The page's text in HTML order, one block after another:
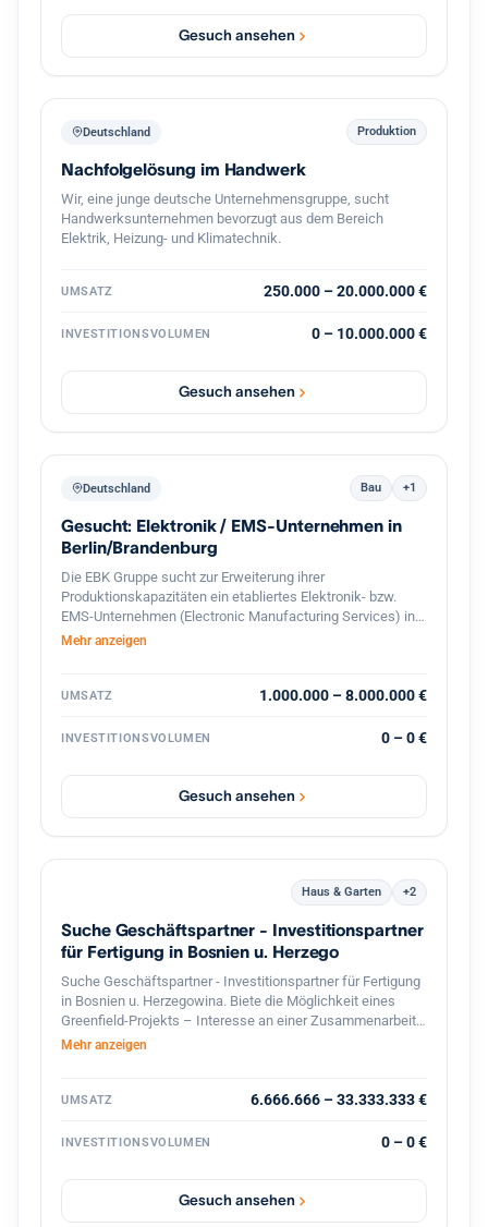
vollständige Übernahme oder eine Mehrheit inklusive
Übernahme der Geschäftsführung. Eine strukturierte
Übergabe im Tempo des bisherigen Inhabers ist
mit einem festen privaten Investorenkreis, der bei
zusätzlichem Bedarf Eigenkapital von bis zu 3 Millionen
Euro bereitstellt. Damit lässt sich eine Übernahme zügig
und verlässlich umsetzen. Eine
Vertraulichkeitsvereinbarung unterzeichne ich
selbstverständlich gern. Ich freue mich auf einen
vertraulichen Austausch.
Gesuch ansehen
Deutschland Produktion
Nachfolgelösung im Handwerk
Wir, eine junge deutsche Unternehmensgruppe, sucht
Handwerksunternehmen bevorzugt aus dem Bereich
Elektrik, Heizung- und Klimatechnik.
UMSATZ 250.000 – 20.000.000 €
INVESTITIONSVOLUMEN 0 – 10.000.000 €
Gesuch ansehen
Deutschland Bau +1
Gesucht: Elektronik / EMS-Unternehmen in
Berlin/Brandenburg
Die EBK Gruppe sucht zur Erweiterung ihrer
Produktionskapazitäten ein etabliertes Elektronik- bzw.
EMS-Unternehmen (Electronic Manufacturing Services) in
Berlin und dem direkten Berliner Umland (Speckgürtel).
Leiterplatten (SMD/THT) sowie elektromechanischer
Team, bestehendem Kundenstamm und Potenzial für die
Mehr anzeigen
UMSATZ 1.000.000 – 8.000.000 €
INVESTITIONSVOLUMEN 0 – 0 €
Gesuch ansehen
Haus & Garten +2
Suche Geschäftspartner - Investitionspartner
für Fertigung in Bosnien u. Herzego
Suche Geschäftspartner - Investitionspartner für Fertigung
in Bosnien u. Herzegowina. Biete die Möglichkeit eines
Greenfield-Projekts – Interesse an einer Zusammenarbeit?
Lassen Sie uns über Zahlen, Möglichkeiten und die
Sie nicht, mich zu kontaktieren. Bitte teilen. Danke!
Mehr anzeigen
UMSATZ 6.666.666 – 33.333.333 €
INVESTITIONSVOLUMEN 0 – 0 €
Gesuch ansehen